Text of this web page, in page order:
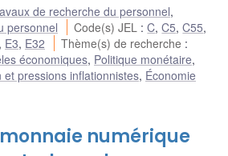
de recherche du personnel,
personnel
Code(s) JEL :C,C5,C55,
, E3, E32 Thème(s) de recherche :
économiques, Politique monétaire,
et pressions inflationnistes, Économie
monnaie numérique